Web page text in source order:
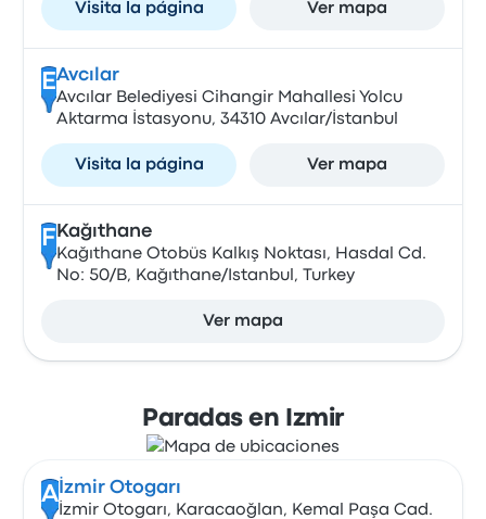
Visita la página Ver mapa
EAvcılar
Avcılar Belediyesi Cihangir Mahallesi Yolcu
Aktarma İstasyonu, 34310 Avcılar/İstanbul
Visita la página Ver mapa
F Kağıthane
Kağıthane Otobüs Kalkış Noktası, Hasdal Cd.
No: 50/B, Kağıthane/Istanbul, Turkey
Ver mapa
Paradas en Izmir
A İzmir Otogarı
İzmir Otogarı, Karacaoğlan, Kemal Paşa Cad.